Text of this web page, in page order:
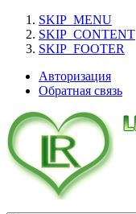
SKIP_MENU
SKIP_CONTENT
SKIP_FOOTER
Авторизация
Обратная связь